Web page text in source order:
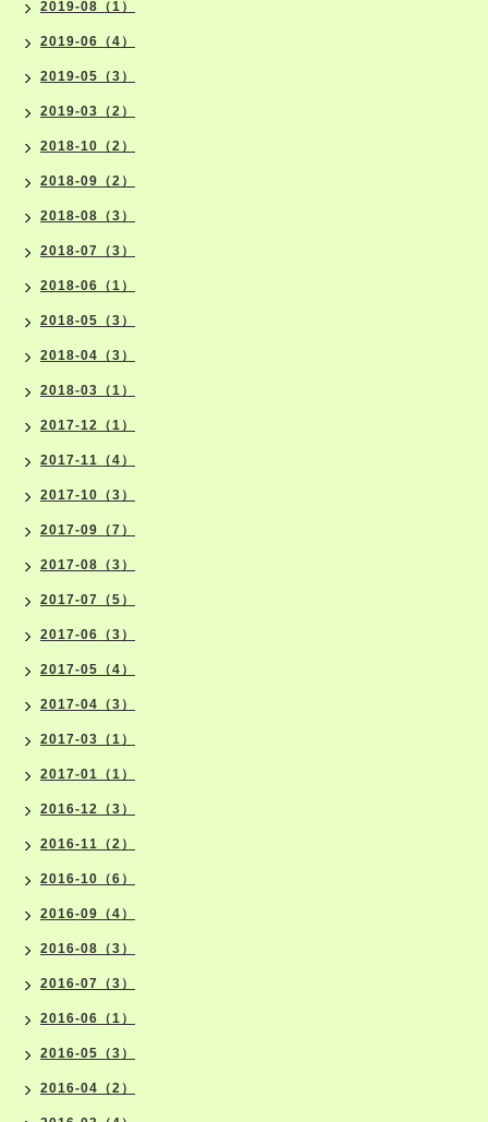
2019-08（1）
2019-06（4）
2019-05（3）
2019-03（2）
2018-10（2）
2018-09（2）
2018-08（3）
2018-07（3）
2018-06（1）
2018-05（3）
2018-04（3）
2018-03（1）
2017-12（1）
2017-11（4）
2017-10（3）
2017-09（7）
2017-08（3）
2017-07（5）
2017-06（3）
2017-05（4）
2017-04（3）
2017-03（1）
2017-01（1）
2016-12（3）
2016-11（2）
2016-10（6）
2016-09（4）
2016-08（3）
2016-07（3）
2016-06（1）
2016-05（3）
2016-04（2）